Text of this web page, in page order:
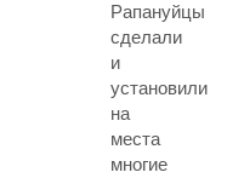
Рапануйцы
сделали
и
установили
на
места
многие